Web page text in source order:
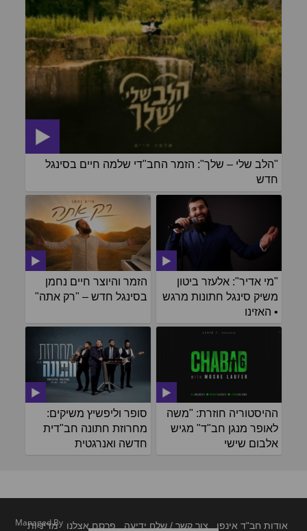
"הלב שלי – שלך": הזמר החב"די שלמה חיים בסינגל
חדש
הזמר והיוצר חיים נחמן
בסינגל חדש – "רק אתה"
"מי אדיר": אלעזר ביטון
משיק סינגל חתונות מרגש
• האזינו
סופר וליפשיץ משיקים:
מחרוזת חתונה חב"דית
חדשה ואנרגטית
ההיסטוריה חוזרת: "משה
לאופר מנגן חב"ד" מגיש
אלבום שישי
אודות חב"ד אינפו צור קשר / שלח ידיעה פרסם אצלנו מדיניות
Managed By